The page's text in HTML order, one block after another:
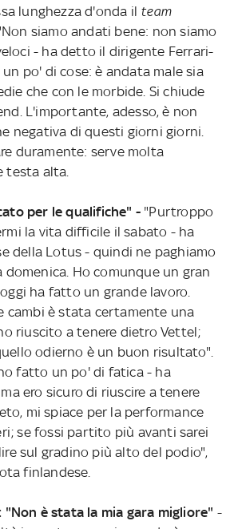
lunghezza d'onda il team
siamo andati bene: non siamo
- ha detto il dirigente Ferrari-
po' di cose: è andata male sia
che con le morbide. Si chiude
L'importante, adesso, è non
negativa di questi giorni giorni.
duramente: serve molta
testa alta.
per le qualifiche" - "Purtroppo
la vita difficile il sabato - ha
della Lotus - quindi ne paghiamo
domenica. Ho comunque un gran
ha fatto un grande lavoro.
cambi è stata certamente una
riuscito a tenere dietro Vettel;
odierno è un buon risultato".
fatto un po' di fatica - ha
ero sicuro di riuscire a tenere
mi spiace per la performance
se fossi partito più avanti sarei
sul gradino più alto del podio",
finlandese.
"Non è stata la mia gara migliore" -